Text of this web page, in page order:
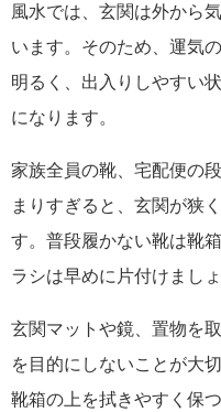
風水では、玄関は外から
います。そのため、運気
明るく、出入りしやすい
になります。
家族全員の靴、宅配便の
まりすぎると、玄関が狭
す。普段履かない靴は靴
ラシは早めに片付けましょ
玄関マットや鏡、置物を
を目的にしないことが大
靴箱の上を拭きやすく保